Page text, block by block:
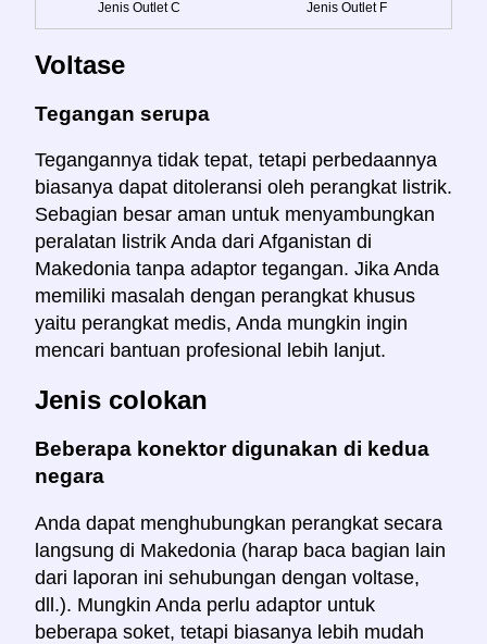
Jenis Outlet C Jenis Outlet F
Voltase
Tegangan serupa
Tegangannya tidak tepat, tetapi perbedaannya
biasanya dapat ditoleransi oleh perangkat listrik.
Sebagian besar aman untuk menyambungkan
peralatan listrik Anda dari Afganistan di
Makedonia tanpa adaptor tegangan. Jika Anda
memiliki masalah dengan perangkat khusus
yaitu perangkat medis, Anda mungkin ingin
mencari bantuan profesional lebih lanjut.
Jenis colokan
Beberapa konektor digunakan di kedua
negara
Anda dapat menghubungkan perangkat secara
langsung di Makedonia (harap baca bagian lain
dari laporan ini sehubungan dengan voltase,
dll.). Mungkin Anda perlu adaptor untuk
beberapa soket, tetapi biasanya lebih mudah